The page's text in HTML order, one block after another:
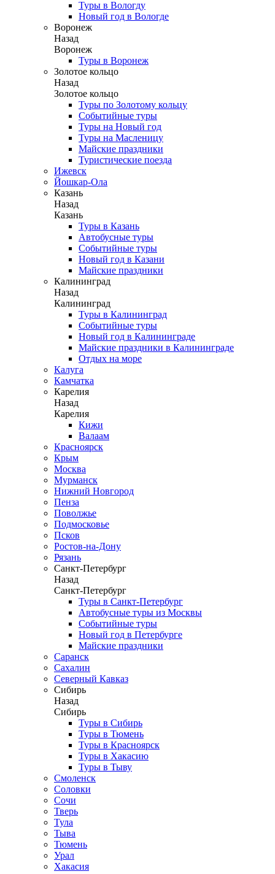
Туры в Вологду
Новый год в Вологде
Воронеж
Назад
Воронеж
Туры в Воронеж
Золотое кольцо
Назад
Золотое кольцо
Туры по Золотому кольцу
Событийные туры
Туры на Новый год
Туры на Масленицу
Майские праздники
Туристические поезда
Ижевск
Йошкар-Ола
Казань
Назад
Казань
Туры в Казань
Автобусные туры
Событийные туры
Новый год в Казани
Майские праздники
Калининград
Назад
Калининград
Туры в Калининград
Событийные туры
Новый год в Калининграде
Майские праздники в Калининграде
Отдых на море
Калуга
Камчатка
Карелия
Назад
Карелия
Кижи
Валаам
Красноярск
Крым
Москва
Мурманск
Нижний Новгород
Пенза
Поволжье
Подмосковье
Псков
Ростов-на-Дону
Рязань
Санкт-Петербург
Назад
Санкт-Петербург
Туры в Санкт-Петербург
Автобусные туры из Москвы
Событийные туры
Новый год в Петербурге
Майские праздники
Саранск
Сахалин
Северный Кавказ
Сибирь
Назад
Сибирь
Туры в Сибирь
Туры в Тюмень
Туры в Красноярск
Туры в Хакасию
Туры в Тыву
Смоленск
Соловки
Сочи
Тверь
Тула
Тыва
Тюмень
Урал
Хакасия